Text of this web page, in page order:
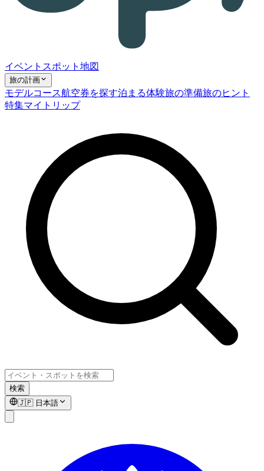
イベント スポット 地図
旅の計画
モデルコース航空券を探す泊まる体験旅の準備旅のヒント
特集マイトリップ
検索
🇯🇵 日本語